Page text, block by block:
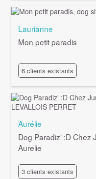
Laurianne
Mon petit paradis
6 clients existants
Aurélie
Dog Paradiz' :D Chez
Aurelie
3 clients existants